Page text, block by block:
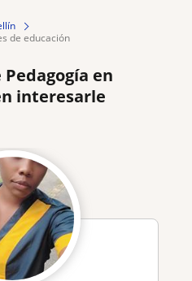
de educación
en
interesarle